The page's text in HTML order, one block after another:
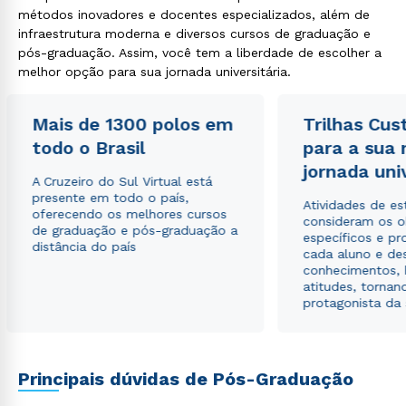
métodos inovadores e docentes especializados, além de
infraestrutura moderna e diversos cursos de graduação e
pós-graduação. Assim, você tem a liberdade de escolher a
melhor opção para sua jornada universitária.
Mais de 1300 polos em
todo o Brasil
A Cruzeiro do Sul Virtual está
presente em todo o país,
oferecendo os melhores cursos
de graduação e pós-graduação a
distância do país
Trilhas
para a sua
jornada
Atividades de
consideram os
específicos e
cada aluno e
conhecimentos,
atitudes,
protagonista da
Principais dúvidas de Pós-Graduação
WhatsApp
Política de Privacidade.e
autorizo que meus dados sejam utilizados para o